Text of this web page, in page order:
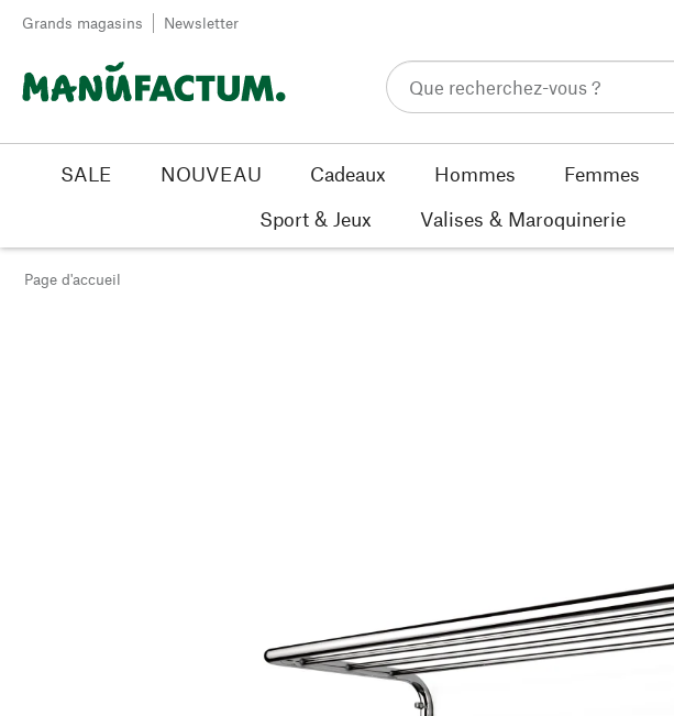
Passer au contenu
Grands magasins Newsletter
SALE NOUVEAU Cadeaux Hommes Femmes
Sport & Jeux
Valises & Maroquinerie
Page d'accueil